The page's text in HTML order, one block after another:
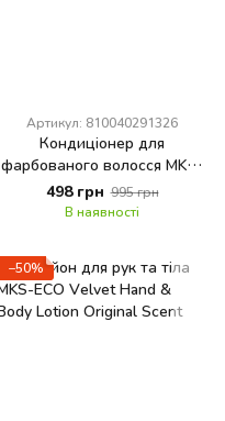
Артикул: 810040291326
Кондиціонер для
фарбованого волосся MKS-
ECO Color Care Conditioner
Sunflower Scent
498 грн 995 грн
В наявності
−50%